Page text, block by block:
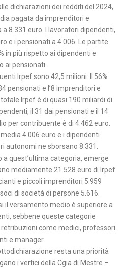
dichiarazioni dei redditi del 2024,
pagata da imprenditori e
8.331 euro. I lavoratori dipendenti,
e i pensionati a 4.006. Le partite
in più rispetto ai dipendenti e
ai pensionati.
Irpef sono 42,5 milioni. Il 56%
pensionati e l’8 imprenditori e
Irpef è di quasi 190 miliardi di
il 31 dai pensionati e il 14
per contribuente è di 4.462 euro.
4.006 euro e i dipendenti
autonomi ne sborsano 8.331.
a quest’ultima categoria, emerge
mediamente 21.528 euro di Irpef
e piccoli imprenditori 5.959
di società di persone 5.616.
il versamento medio è superiore a
sebbene queste categorie
come medici, professori
e manager.
resta una priorità
i vertici della Cgia di Mestre –